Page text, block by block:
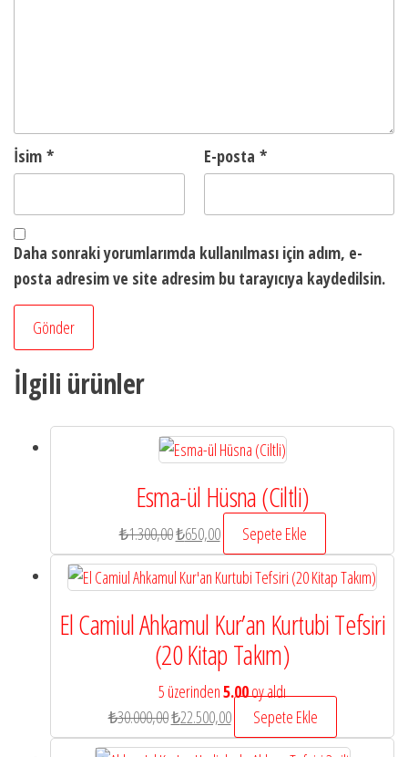
İsim * E-posta *
Daha sonraki yorumlarımda kullanılması için adım, e-
posta adresim ve site adresim bu tarayıcıya kaydedilsin.
İlgili ürünler
Esma-ül Hüsna (Ciltli)
₺1.300,00Orijinal
fiyat:
₺1.300,00.
₺650,00Şu
andaki
fiyat:
Sepete Ekle
El Camiul Ahkamul Kur’an Kurtubi Tefsiri
(20 Kitap Takım)
5 üzerinden5.00oy aldı
₺30.000,00Orijinal
fiyat:
₺22.500,00Şu
andaki
Sepete Ekle